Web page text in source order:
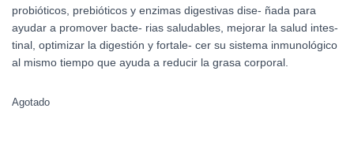
probióticos, prebióticos y enzimas digestivas dise- ñada para
ayudar a promover bacte- rias saludables, mejorar la salud intes-
tinal, optimizar la digestión y fortale- cer su sistema inmunológico
al mismo tiempo que ayuda a reducir la grasa corporal.
Agotado